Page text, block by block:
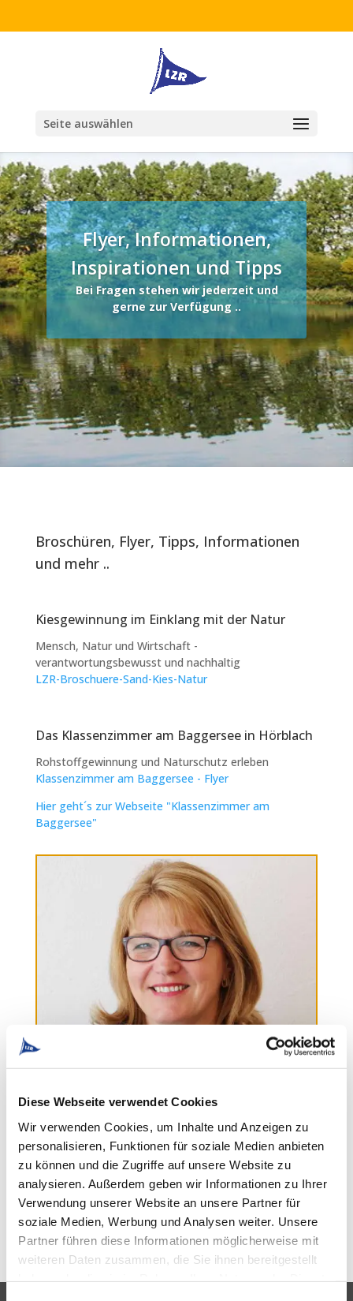
Diese Webseite verwendet Cookies
Wir verwenden Cookies, um Inhalte und Anzeigen zu
personalisieren, Funktionen für soziale Medien anbieten
zu können und die Zugriffe auf unsere Website zu
analysieren. Außerdem geben wir Informationen zu Ihrer
Verwendung unserer Website an unsere Partner für
soziale Medien, Werbung und Analysen weiter. Unsere
Partner führen diese Informationen möglicherweise mit
weiteren Daten zusammen, die Sie ihnen bereitgestellt
Seite auswählen
Flyer, Informationen,
Inspirationen und Tipps
Bei Fragen stehen wir jederzeit und
gerne zur Verfügung ..
Broschüren, Flyer, Tipps, Informationen
und mehr ..
Kiesgewinnung im Einklang mit der Natur
Mensch, Natur und Wirtschaft -
verantwortungsbewusst und nachhaltig
LZR-Broschuere-Sand-Kies-Natur
Das Klassenzimmer am Baggersee in Hörblach
Rohstoffgewinnung und Naturschutz erleben
Klassenzimmer am Baggersee - Flyer
Hier geht´s zur Webseite "Klassenzimmer am
Baggersee"
Elisabeth Ziegler
Führungen & Informationen & Presse
Tel: +49 (0) 9321 7002-32
Fax: +49 (0) 9321 7002-64
E-Mail:ziegler@lzr.de